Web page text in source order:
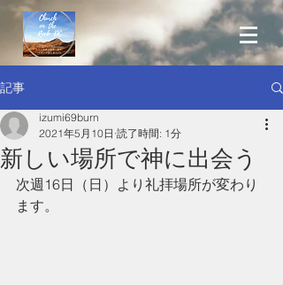
記事
新しい場所で神に出会う
izumi69burn
2021年5月10日 読了時間: 1分
次週16日（日）より礼拝場所が変わり
ます。